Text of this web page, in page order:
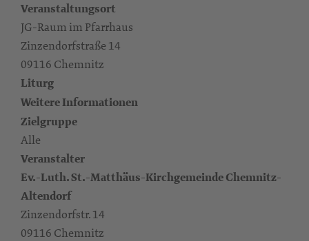
Veranstaltungsort
JG-Raum im Pfarrhaus
Zinzendorfstraße 14
09116 Chemnitz
Liturg
Weitere Informationen
Zielgruppe
Alle
Veranstalter
Ev.-Luth. St.-Matthäus-Kirchgemeinde Chemnitz-
Altendorf
Zinzendorfstr. 14
09116 Chemnitz